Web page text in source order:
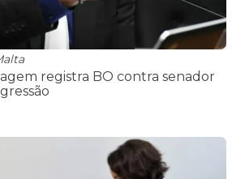
registra BO contra senador